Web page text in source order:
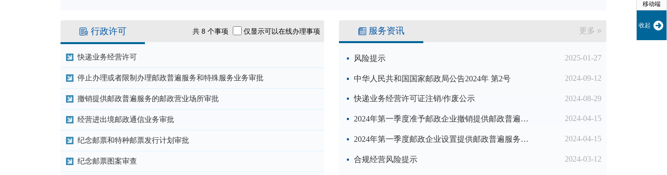
移动端
收起
行政许可 共8 个事项 仅显示可以在线办理事项
快递业务经营许可
停止办理或者限制办理邮政普遍服务和特殊服务业务审批
撤销提供邮政普遍服务的邮政营业场所审批
经营进出境邮政通信业务审批
纪念邮票和特种邮票发行计划审批
纪念邮票图案审查
服务资讯 更多 »
风险提示 2025-01-27
中华人民共和国国家邮政局公告2024年 第2号 2024-09-12
快递业务经营许可证注销/作废公示 2024-08-29
2024年第一季度准予邮政企业撤销提供邮政普遍服务的邮政营业场所名单 2024-04-15
2024年第一季度邮政企业设置提供邮政普遍服务的邮政营业场所备案名单 2024-04-15
合规经营风险提示 2024-03-12